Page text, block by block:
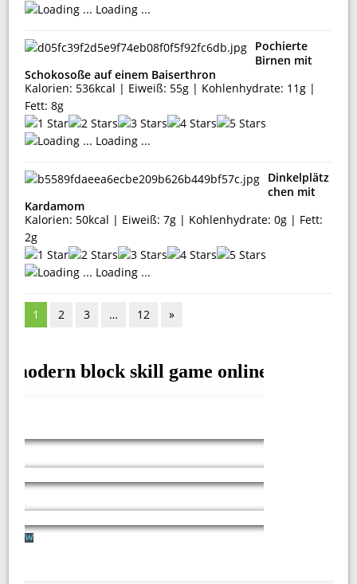
Loading ...
Pochierte
Birnen mit
Schokosoße auf einem Baiserthron
Kalorien: 536kcal | Eiweiß: 55g | Kohlenhydrate: 11g |
Fett: 8g
Loading ...
Dinkelplätz
chen mit
Kardamom
Kalorien: 50kcal | Eiweiß: 7g | Kohlenhydrate: 0g | Fett:
2g
Loading ...
1 2 3 … 12 »